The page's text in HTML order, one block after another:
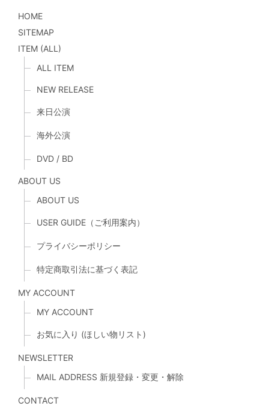
HOME
SITEMAP
ITEM (ALL)
ALL ITEM
NEW RELEASE
来日公演
海外公演
DVD / BD
ABOUT US
ABOUT US
USER GUIDE（ご利用案内）
プライバシーポリシー
特定商取引法に基づく表記
MY ACCOUNT
MY ACCOUNT
お気に入り (ほしい物リスト)
NEWSLETTER
MAIL ADDRESS 新規登録・変更・解除
CONTACT